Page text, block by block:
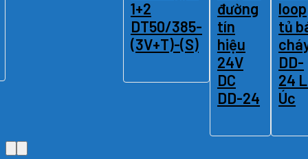
1+2
DT50/385-
(3V+T)-(S)
đường
tín
hiệu
24V
DC
DD-24
loop
tủ
DD-
24
Úc